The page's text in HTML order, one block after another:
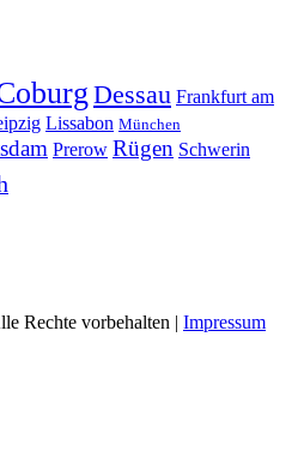
Dessau Frankfurt am
Lissabon München
Prerow Rügen Schwerin
Rechte vorbehalten | Impressum